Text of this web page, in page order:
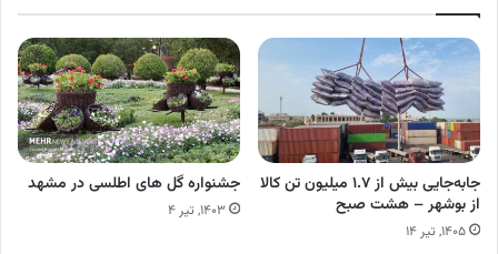
جابه‌جایی بیش از ۱.۷ میلیون تن کالا
از بوشهر – هشت صبح
۱۴۰۵, تیر ۱۴
جشنواره گل های اطلسی در مشهد
۱۴۰۳, تیر ۴